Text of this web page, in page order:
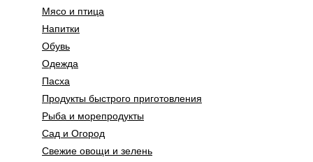
Мясо и птица
Напитки
Обувь
Одежда
Пасха
Продукты быстрого приготовления
Рыба и морепродукты
Сад и Огород
Свежие овощи и зелень